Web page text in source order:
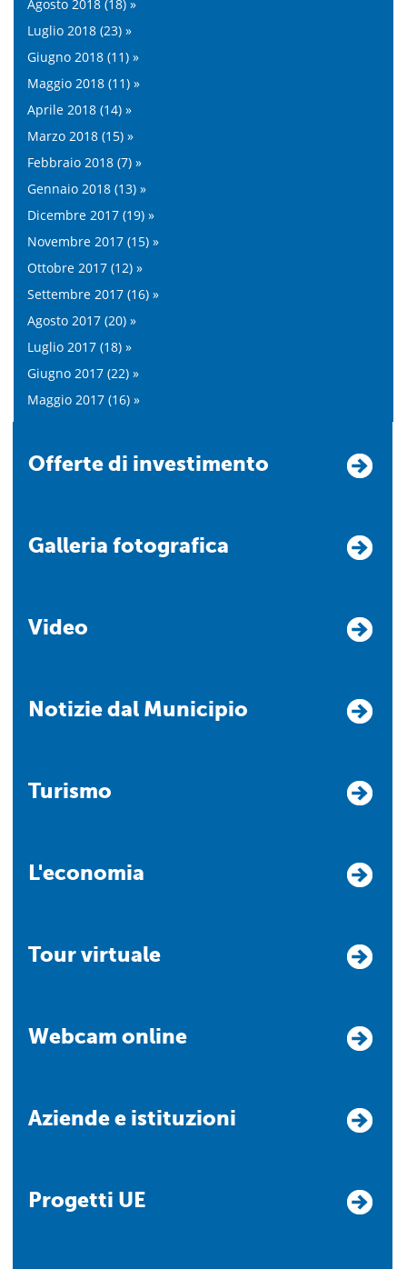
Agosto 2018 (18) »
Luglio 2018 (23) »
Giugno 2018 (11) »
Maggio 2018 (11) »
Aprile 2018 (14) »
Marzo 2018 (15) »
Febbraio 2018 (7) »
Gennaio 2018 (13) »
Dicembre 2017 (19) »
Novembre 2017 (15) »
Ottobre 2017 (12) »
Settembre 2017 (16) »
Agosto 2017 (20) »
Luglio 2017 (18) »
Giugno 2017 (22) »
Maggio 2017 (16) »
Offerte di investimento
Galleria fotografica
Video
Notizie dal Municipio
Turismo
L'economia
Tour virtuale
Webcam online
Aziende e istituzioni
Progetti UE